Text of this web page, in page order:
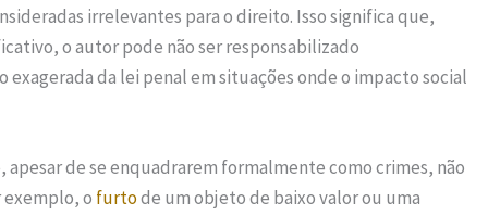
irrelevantes para o direito. Isso significa que,
o autor pode não ser responsabilizado
da lei penal em situações onde o impacto social
de se enquadrarem formalmente como crimes, não
exemplo, o furtode um objeto de baixo valor ou uma